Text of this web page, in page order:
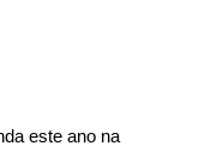
este ano na